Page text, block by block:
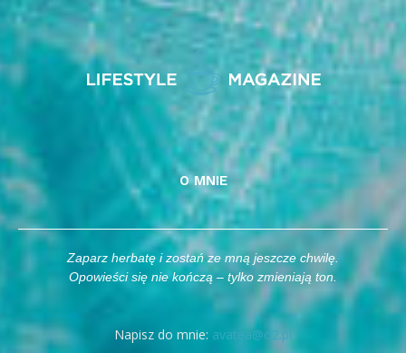
O MNIE
Zaparz herbatę i zostań ze mną jeszcze chwilę.
Opowieści się nie kończą – tylko zmieniają ton.
Napisz do mnie: avatea@o2.pl